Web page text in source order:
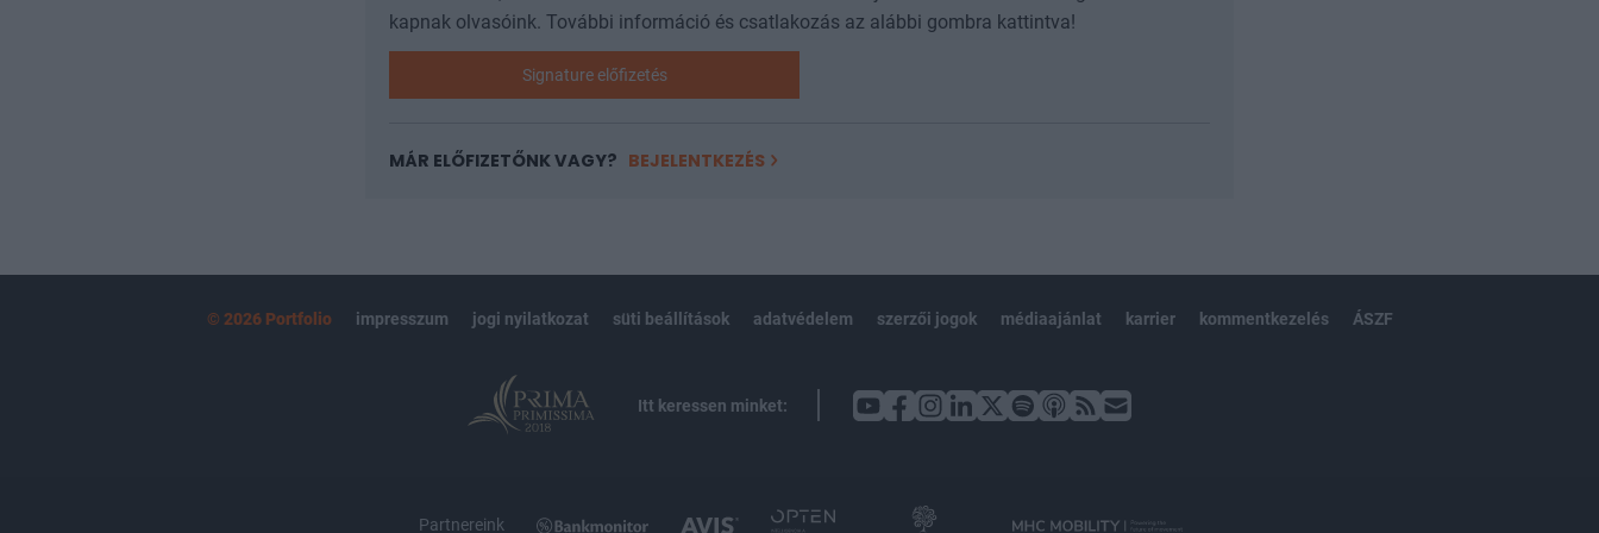
kapnak olvasóink. További információ és csatlakozás az alábbi gombra kattintva!
Signature előfizetés
MÁR ELŐFIZETŐNK VAGY? BEJELENTKEZÉS
© 2026 Portfolio impresszum jogi nyilatkozat süti beállítások adatvédelem szerzői jogok médiaajánlat karrier kommentkezelés ÁSZF
Itt keressen minket:
Partnereink